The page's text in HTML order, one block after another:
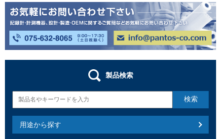
製品検索
用途から探す